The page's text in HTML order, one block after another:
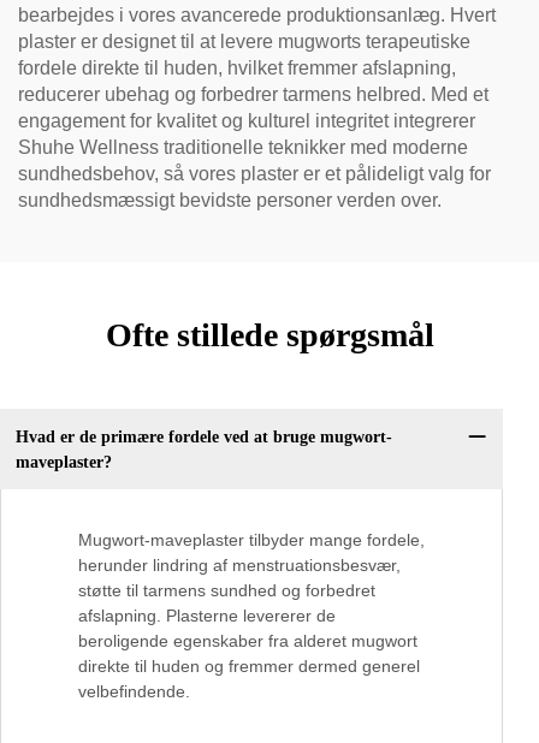
bearbejdes i vores avancerede produktionsanlæg. Hvert
plaster er designet til at levere mugworts terapeutiske
fordele direkte til huden, hvilket fremmer afslapning,
reducerer ubehag og forbedrer tarmens helbred. Med et
engagement for kvalitet og kulturel integritet integrerer
Shuhe Wellness traditionelle teknikker med moderne
sundhedsbehov, så vores plaster er et pålideligt valg for
sundhedsmæssigt bevidste personer verden over.
Ofte stillede spørgsmål
Hvad er de primære fordele ved at bruge mugwort-
maveplaster?
Mugwort-maveplaster tilbyder mange fordele,
herunder lindring af menstruationsbesvær,
støtte til tarmens sundhed og forbedret
afslapning. Plasterne levererer de
beroligende egenskaber fra alderet mugwort
direkte til huden og fremmer dermed generel
velbefindende.